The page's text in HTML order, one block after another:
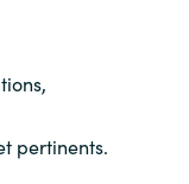
pertinents.